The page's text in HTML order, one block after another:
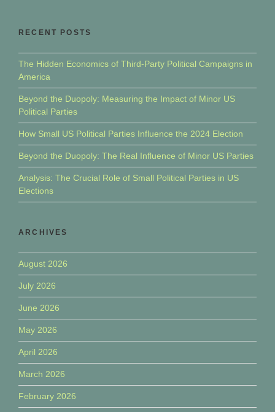
RECENT POSTS
The Hidden Economics of Third-Party Political Campaigns in
America
Beyond the Duopoly: Measuring the Impact of Minor US
Political Parties
How Small US Political Parties Influence the 2024 Election
Beyond the Duopoly: The Real Influence of Minor US Parties
Analysis: The Crucial Role of Small Political Parties in US
Elections
ARCHIVES
August 2026
July 2026
June 2026
May 2026
April 2026
March 2026
February 2026